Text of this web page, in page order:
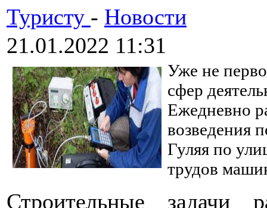
Туристу - Новости
21.01.2022 11:31
Уже не
сфер
Ежедневно
возведения
Гуляя по
трудов
Строительные задачи